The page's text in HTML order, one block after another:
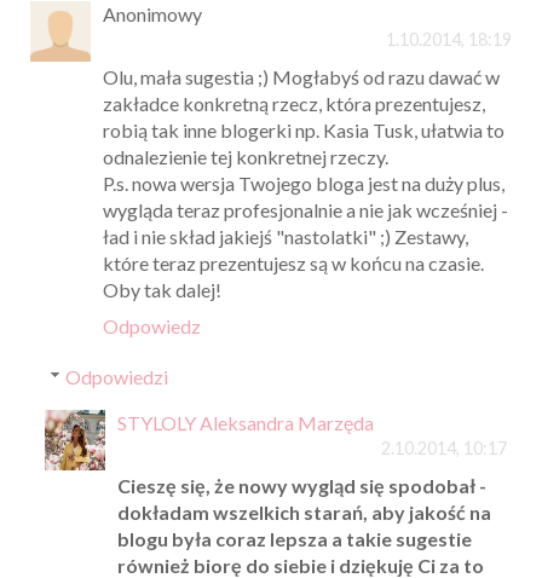
Anonimowy
1.10.2014, 18:19
Olu, mała sugestia ;) Mogłabyś od razu dawać w
zakładce konkretną rzecz, która prezentujesz,
robią tak inne blogerki np. Kasia Tusk, ułatwia to
odnalezienie tej konkretnej rzeczy.
P.s. nowa wersja Twojego bloga jest na duży plus,
wygląda teraz profesjonalnie a nie jak wcześniej -
ład i nie skład jakiejś "nastolatki" ;) Zestawy,
które teraz prezentujesz są w końcu na czasie.
Oby tak dalej!
Odpowiedz
Odpowiedzi
STYLOLY Aleksandra Marzęda
2.10.2014, 10:17
Cieszę się, że nowy wygląd się spodobał -
dokładam wszelkich starań, aby jakość na
blogu była coraz lepsza a takie sugestie
również biorę do siebie i dziękuję Ci za to